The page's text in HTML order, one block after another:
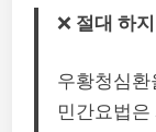
❌ 절대 하
우황청심환
민간요법